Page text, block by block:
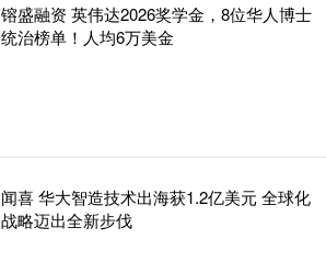
镕盛融资 英伟达2026奖学金，8位华人博士
统治榜单！人均6万美金
闻喜 华大智造技术出海获1.2亿美元 全球化
战略迈出全新步伐